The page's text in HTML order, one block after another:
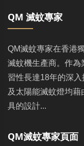
QM 滅蚊專家
QM滅蚊專家在香港
滅蚊機生產商。作為
習性長達18年的深
及太陽能滅蚊燈均
具的設計...
QM滅蚊專家頁面